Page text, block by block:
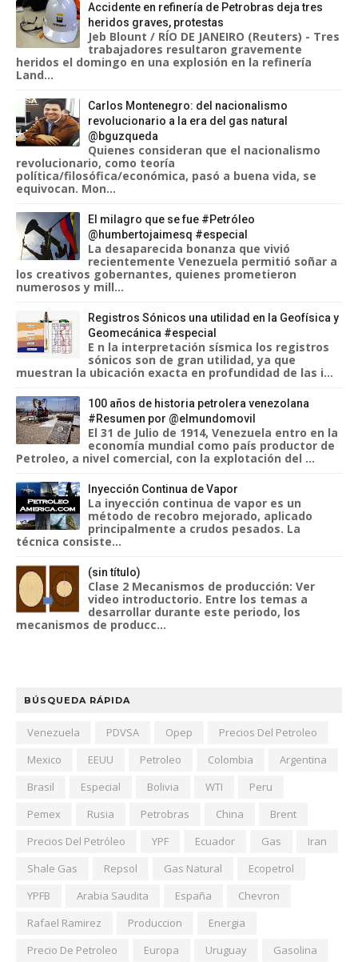
Accidente en refinería de Petrobras deja tres
heridos graves, protestas
Jeb Blount / RÍO DE JANEIRO (Reuters) - Tres
trabajadores resultaron gravemente
heridos el domingo en una explosión en la refinería
Land...
Carlos Montenegro: del nacionalismo
revolucionario a la era del gas natural
@bguzqueda
Quienes consideran que el nacionalismo
revolucionario, como teoría
política/filosófica/económica, pasó a buena vida, se
equivocan. Mon...
El milagro que se fue #Petróleo
@humbertojaimesq #especial
La desaparecida bonanza que vivió
recientemente Venezuela permitió soñar a
los creativos gobernantes, quienes prometieron
numerosos y mill...
Registros Sónicos una utilidad en la Geofísica y
Geomecánica #especial
E n la interpretación sísmica los registros
sónicos son de gran utilidad, ya que
muestran la ubicación exacta en profundidad de las i...
100 años de historia petrolera venezolana
#Resumen por @elmundomovil
El 31 de Julio de 1914, Venezuela entro en la
economía mundial como país productor de
Petroleo, a nivel comercial, con la explotación del ...
Inyección Continua de Vapor
La inyección continua de vapor es un
método de recobro mejorado, aplicado
principalmente a crudos pesados. La
técnica consiste...
(sin título)
Clase 2 Mecanismos de producción: Ver
video introductorio. Entre los temas a
desarrollar durante este periodo, los
mecanismos de producc...
BÚSQUEDA RÁPIDA
Venezuela PDVSA Opep
Precios Del Petroleo
Mexico
EEUU Petroleo Colombia
Argentina
Brasil
Especial Bolivia WTI
Peru
Pemex
Rusia Petrobras China
Brent
Precios Del Petróleo
YPF Ecuador Gas
Iran
Shale Gas
Repsol Gas Natural
Ecopetrol
YPFB
Arabia Saudita España
Chevron
Rafael Ramirez
Produccion
Energia
Precio De Petroleo
Europa Uruguay
Gasolina